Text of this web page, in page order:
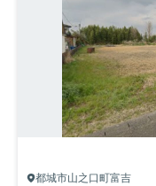
都城市山之口町富吉